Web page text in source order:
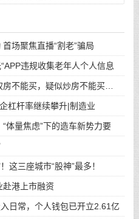
场聚焦直播“割老”骗局
违规收集老年人个人信息
不能买，疑似炒房不能买…
杠杆率继续攀升|制造业
体量焦虑”下的造车新势力要
这三座城市“股神”最多！
赴港上市融资
日常，个人钱包已开立2.61亿